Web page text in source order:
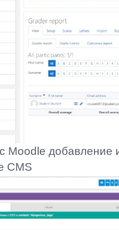
Moodle добавление
CMS